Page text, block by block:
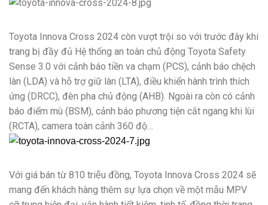
Toyota Innova Cross 2024 còn vượt trội so với trước đây khi
trang bị đầy đủ Hệ thống an toàn chủ động Toyota Safety
Sense 3.0 với cảnh báo tiền va chạm (PCS), cảnh báo chệch
làn (LDA) và hỗ trợ giữ làn (LTA), điều khiển hành trình thích
ứng (DRCC), đèn pha chủ động (AHB). Ngoài ra còn có cảnh
báo điểm mù (BSM), cảnh báo phương tiện cắt ngang khi lùi
(RCTA), camera toàn cảnh 360 độ…
Với giá bán từ 810 triệu đồng, Toyota Innova Cross 2024 sẽ
mang đến khách hàng thêm sự lựa chọn về một mẫu MPV